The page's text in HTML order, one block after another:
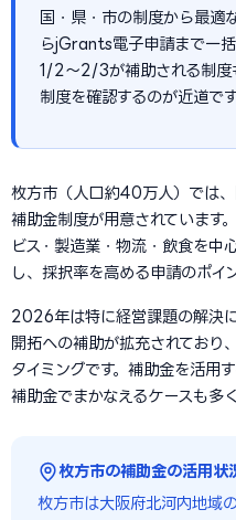
国・県・市の制度から最適
らjGrants電子申請まで一
1/2〜2/3が補助される制度
制度を確認するのが近道です
枚方市（人口約40万人）では
補助金制度が用意されています
ビス・製造業・物流・飲食を中
し、採択率を高める申請のポイ
2026年は特に経営課題の解決
開拓への補助が拡充されており
タイミングです。補助金を活用
補助金でまかなえるケースも多く
枚方市の補助金の活用状
枚方市は大阪府北河内地域